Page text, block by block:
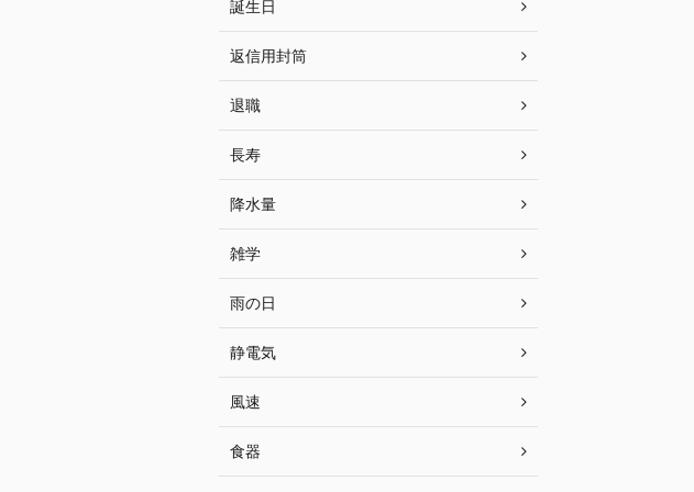
誕生日
返信用封筒
退職
長寿
降水量
雑学
雨の日
静電気
風速
食器